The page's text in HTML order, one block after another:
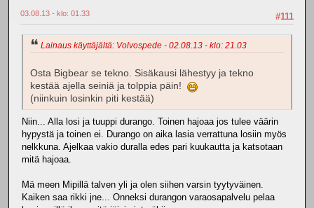
#111
03.08.13 - klo: 01.33
Lainaus käyttäjältä: Volvospede - 02.08.13 - klo: 21.03
Osta Bigbear se tekno. Sisäkausi lähestyy ja tekno
kestää ajella seiniä ja tolppia päin!
(niinkuin losinkin piti kestää)
Niin... Alla losi ja tuuppi durango. Toinen hajoaa jos tulee väärin
hypystä ja toinen ei. Durango on aika lasia verrattuna losiin myös
nelkkuna. Ajelkaa vakio duralla edes pari kuukautta ja katsotaan
mitä hajoaa.
Mä meen Mipillä talven yli ja olen siihen varsin tyytyväinen.
Kaiken saa rikki jne... Onneksi durangon varaosapalvelu pelaa